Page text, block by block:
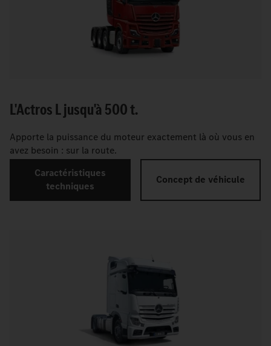
L'Actros L jusqu'à 500 t.
Apporte la puissance du moteur exactement là où vous en
avez besoin : sur la route.
Caractéristiques
techniques
Concept de véhicule